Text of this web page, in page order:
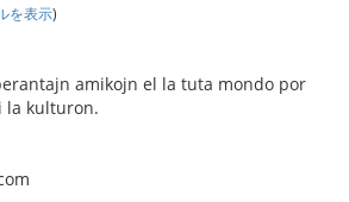
を表示)
amikojn el la tuta mondo por
la kulturon.